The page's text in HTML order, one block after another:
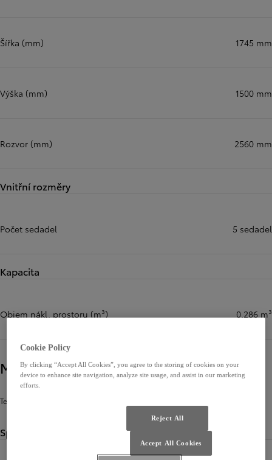
Šířka (mm) 1745 mm
Výška (mm) 1500 mm
Rozvor (mm) 2560 mm
Vnitřní rozměry
Počet sedadel 5 sedadel
Kapacita
Objem nákl. prostoru (m³) 0,286 m³
Motor
Technické parametry
Spotřeba paliva a emise CO2
Cookie Policy
By clicking “Accept All Cookies”, you agree to the storing of cookies on your
device to enhance site navigation, analyze site usage, and assist in our marketing
efforts.
Reject All
Accept All Cookies